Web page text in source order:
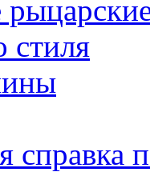
стиля
справка